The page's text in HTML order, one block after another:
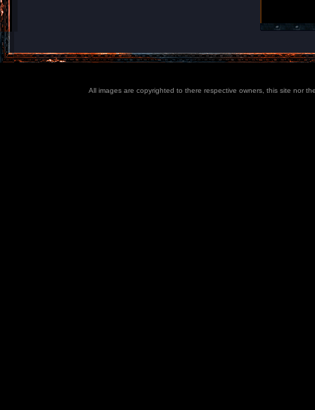
All images are copyrighted to there respective owners, this site nor